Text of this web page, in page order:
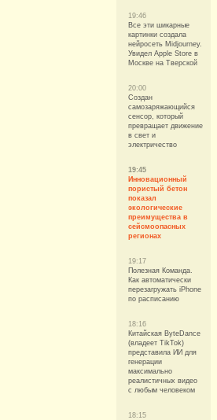
19:46
Все эти шикарные
картинки создала
нейросеть Midjourney.
Увидел Apple Store в
Москве на Тверской
20:00
Создан
самозаряжающийся
сенсор, который
превращает движение
в свет и
электричество
19:45
Инновационный
пористый бетон
показал
экологические
преимущества в
сейсмоопасных
регионах
19:17
Полезная Команда.
Как автоматически
перезагружать iPhone
по расписанию
18:16
Китайская ByteDance
(владеет TikTok)
представила ИИ для
генерации
максимально
реалистичных видео
с любым человеком
18:15